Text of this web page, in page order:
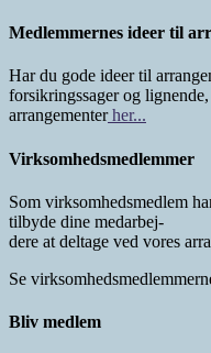
Medlemmernes ideer til
Har du gode ideer til
forsikringssager og
arrangementerher...
Virksomhedsmedlemmer
Som virksomhedsmedlem
tilbyde dine medarbej-
dere at deltage ved vores
Se
Bliv medlem